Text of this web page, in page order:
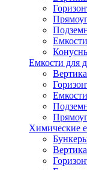
Емкости для
Химические